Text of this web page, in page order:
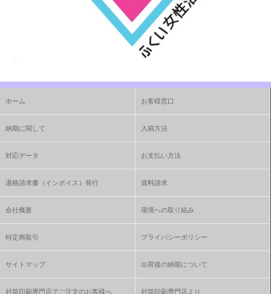
ホーム お客様窓口
納期に関して 入稿方法
対応データ お支払い方法
適格請求書（インボイス）発行 資料請求
会社概要 環境への取り組み
特定商取引 プライバシーポリシー
サイトマップ 出荷後の納期について
封筒印刷専門店でご注文のお客様へ 封筒印刷専門店より